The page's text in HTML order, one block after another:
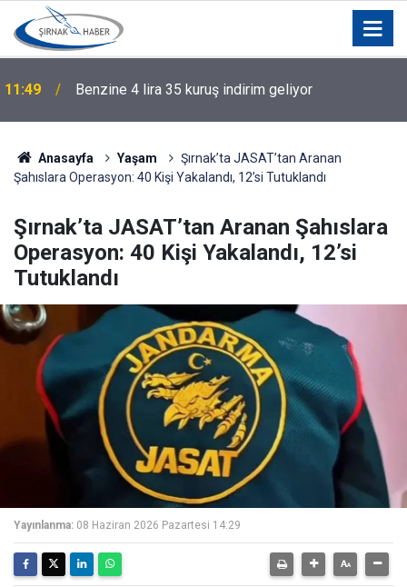
11:49 Benzine 4 lira 35 kuruş indirim geliyor
Anasayfa Yaşam
Şırnak’ta JASAT’tan Aranan
Şahıslara Operasyon: 40 Kişi Yakalandı, 12’si Tutuklandı
Şırnak’ta JASAT’tan Aranan Şahıslara
Operasyon: 40 Kişi Yakalandı, 12’si
Tutuklandı
Yayınlanma: 08 Haziran 2026 Pazartesi 14:29